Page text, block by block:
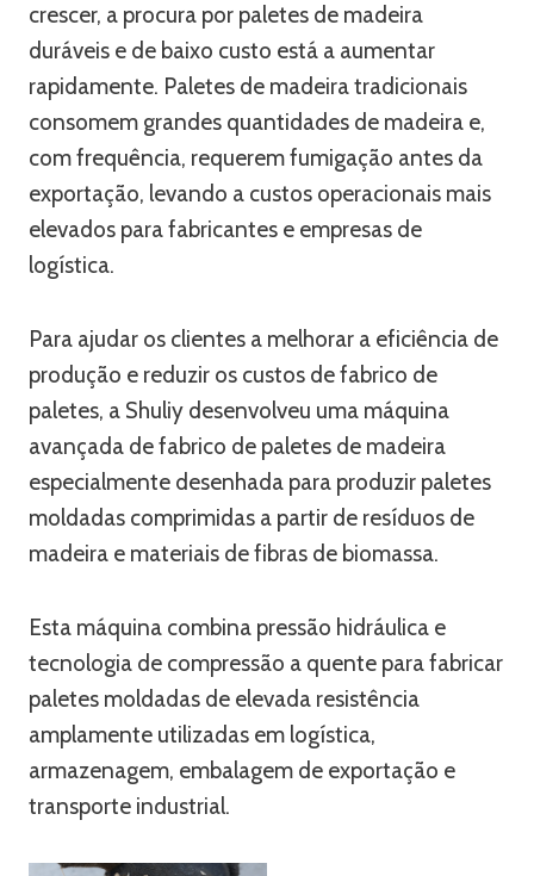
crescer, a procura por paletes de madeira
duráveis e de baixo custo está a aumentar
rapidamente. Paletes de madeira tradicionais
consomem grandes quantidades de madeira e,
com frequência, requerem fumigação antes da
exportação, levando a custos operacionais mais
elevados para fabricantes e empresas de
logística.
Para ajudar os clientes a melhorar a eficiência de
produção e reduzir os custos de fabrico de
paletes, a Shuliy desenvolveu uma máquina
avançada de fabrico de paletes de madeira
especialmente desenhada para produzir paletes
moldadas comprimidas a partir de resíduos de
madeira e materiais de fibras de biomassa.
Esta máquina combina pressão hidráulica e
tecnologia de compressão a quente para fabricar
paletes moldadas de elevada resistência
amplamente utilizadas em logística,
armazenagem, embalagem de exportação e
transporte industrial.